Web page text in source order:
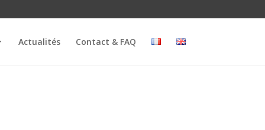
Actualités Contact & FAQ